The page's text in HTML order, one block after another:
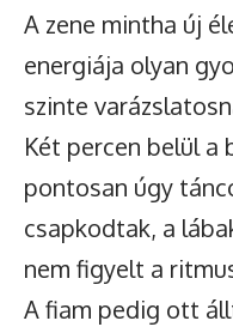
A zene mintha új
energiája olyan
szinte
Két percen belül a
pontosan úgy
csapkodtak, a
nem figyelt a
A fiam pedig ott